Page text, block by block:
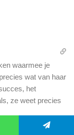
waarmee je
wat van haar
het
ze weet precies
getale nog